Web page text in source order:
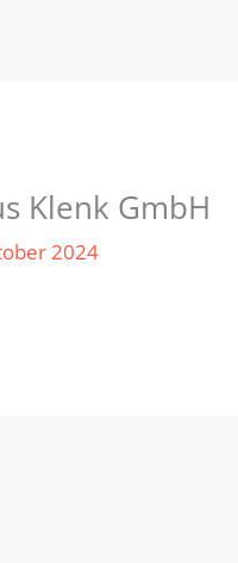
Klenk GmbH
2024